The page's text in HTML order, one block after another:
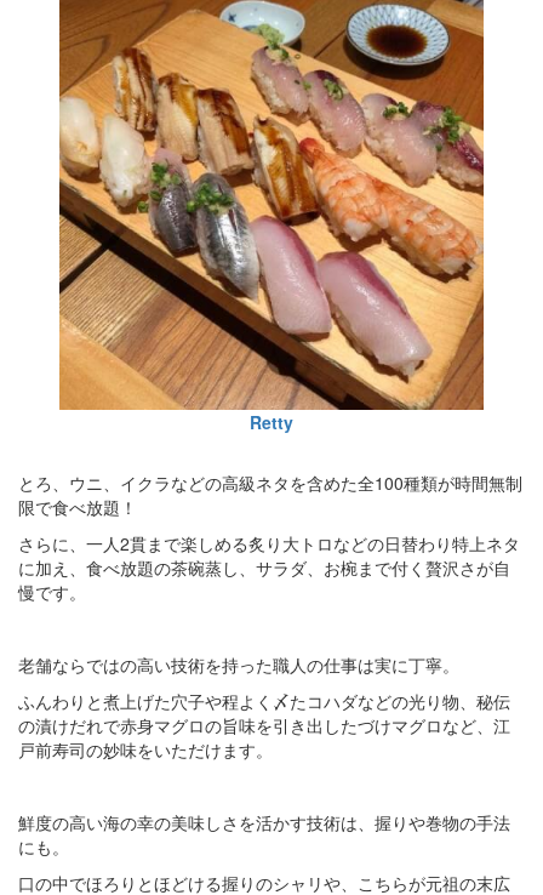
Retty
とろ、ウニ、イクラなどの高級ネタを含めた全100種類が時間無制
限で食べ放題！
さらに、一人2貫まで楽しめる炙り大トロなどの日替わり特上ネタ
に加え、食べ放題の茶碗蒸し、サラダ、お椀まで付く贅沢さが自
慢です。
老舗ならではの高い技術を持った職人の仕事は実に丁寧。
ふんわりと煮上げた穴子や程よく〆たコハダなどの光り物、秘伝
の漬けだれで赤身マグロの旨味を引き出したづけマグロなど、江
戸前寿司の妙味をいただけます。
鮮度の高い海の幸の美味しさを活かす技術は、握りや巻物の手法
にも。
口の中でほろりとほどける握りのシャリや、こちらが元祖の末広